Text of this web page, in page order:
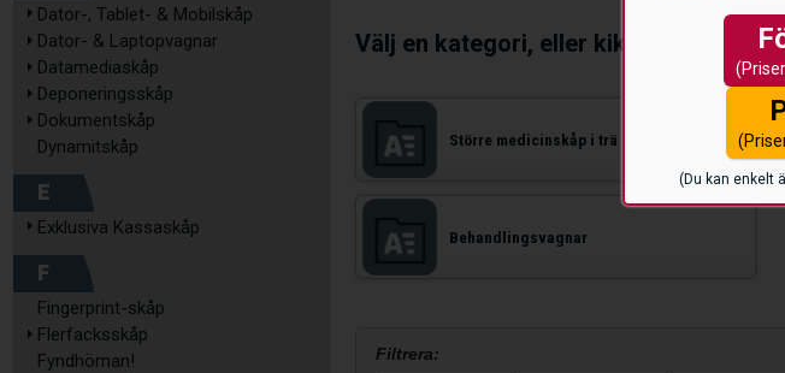
(Du kan enkelt
Dator-, Tablet- & Mobilskåp
Dator- & Laptopvagnar
Datamediaskåp
Deponeringsskåp
Dokumentskåp
Dynamitskåp
E
Exklusiva Kassaskåp
F
Fingerprint-skåp
Flerfacksskåp
Fyndhörnan!
Välj en kategori, eller kika på ett urval
Större medicinskåp i trä (SPRI-typ)
Behandlingsvagnar
Filtrera: